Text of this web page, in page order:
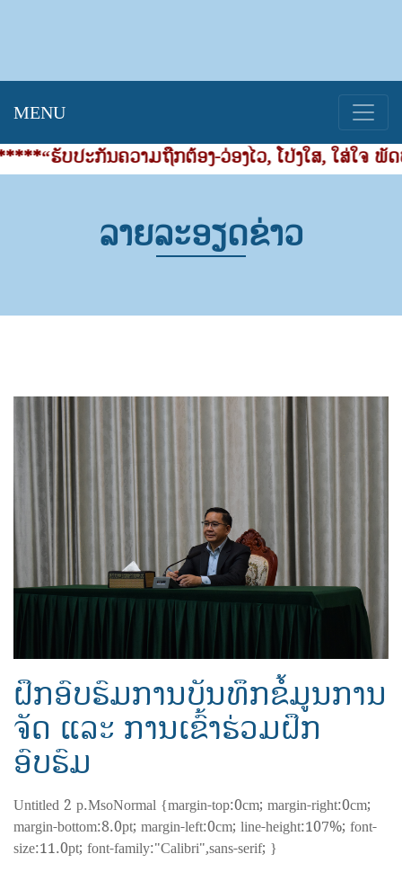
MENU
ບປະກັນຄວາມຖືກຕ້ອງ-ວ່ອງໄວ, ໂປ່ງໃສ, ໃສ່ໃຈ ພັດທ
ລາຍລະອຽດຂ່າວ
ຝຶກອົບຮົມການບັນທຶກຂໍ້ມູນການ
ຈັດ ແລະ ການເຂົ້າຮ່ວມຝຶກ
ອົບຮົມ
Untitled 2 p.MsoNormal {margin-top:0cm; margin-right:0cm;
margin-bottom:8.0pt; margin-left:0cm; line-height:107%; font-
size:11.0pt; font-family:"Calibri",sans-serif; }